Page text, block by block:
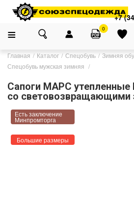
+7
0
Главная Каталог Спецобувь
Зимняя
Спецобувь мужская зимняя
Сапоги МАРС
со световозвращающими
Есть заключение
Минпромторга
Большие размеры